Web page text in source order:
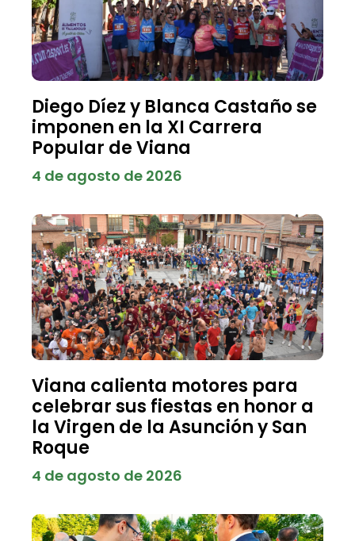
Diego Díez y Blanca Castaño se
imponen en la XI Carrera
Popular de Viana
4 de agosto de 2026
Viana calienta motores para
celebrar sus fiestas en honor a
la Virgen de la Asunción y San
Roque
4 de agosto de 2026